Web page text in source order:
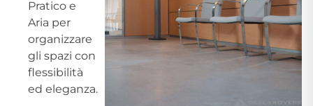
Pratico e
Aria per
organizzare
gli spazi con
flessibilità
ed eleganza.